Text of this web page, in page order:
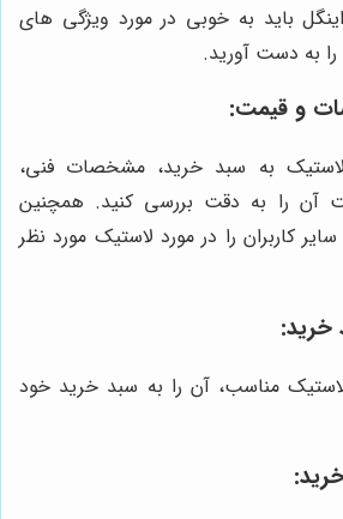
باید به خوبی در مورد ویژگی های
را به دست آورید.
و قیمت:
لاستیک به سبد خرید، مشخصات فنی،
آن را به دقت بررسی کنید. همچنین
کاربران را در مورد لاستیک مورد نظر
خرید:
مناسب، آن را به سبد خرید خود